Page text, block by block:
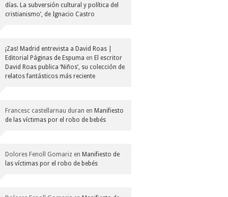
días. La subversión cultural y política del
cristianismo’, de Ignacio Castro
¡Zas! Madrid entrevista a David Roas |
Editorial Páginas de Espuma en El escritor
David Roas publica ‘Niños’, su colección de
relatos fantásticos más reciente
Francesc castellarnau duran en Manifiesto
de las víctimas por el robo de bebés
Dolores Fenoll Gomariz en Manifiesto de
las víctimas por el robo de bebés